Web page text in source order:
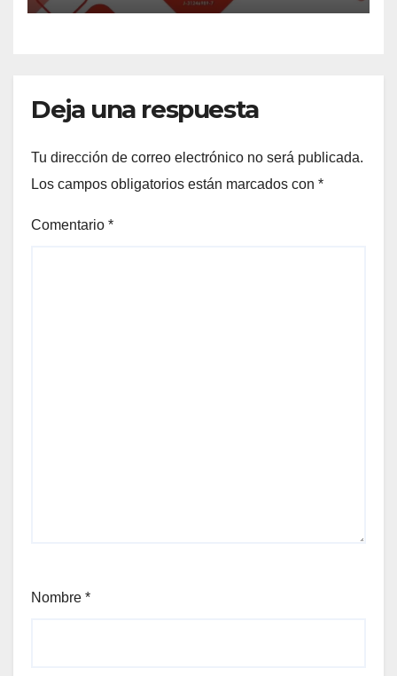
Deja una respuesta
Tu dirección de correo electrónico no será publicada.
Los campos obligatorios están marcados con *
Comentario *
Nombre *